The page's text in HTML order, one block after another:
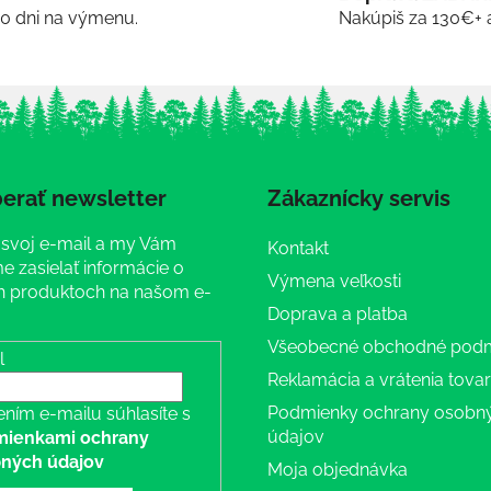
dni na výmenu. Nakúpiš za
newsletter
e-mail a my Vám
zasielať informácie o
produktoch na našom e-
e-mailu súhlasíte s
ochrany
údajov
Zákaznícky servis
Kontakt
Výmena veľkosti
Doprava a platba
Všeobecné obchodné
Reklamácia a vrátenia
Podmienky ochrany
údajov
Moja objednávka